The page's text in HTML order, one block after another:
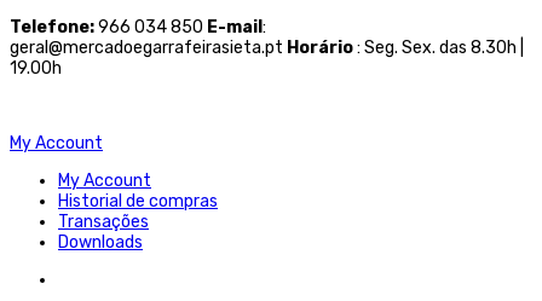
Telefone:966 034 850 E-mail :
geral@mercadoegarrafeirasieta.pt Horário: Seg. Sex. das 8.30h |
19.00h
My Account
My Account
Historial de compras
Transações
Downloads